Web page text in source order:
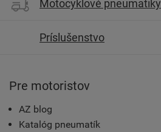
Motocyklové pneumatiky
Príslušenstvo
Pre motoristov
AZ blog
Katalóg pneumatík